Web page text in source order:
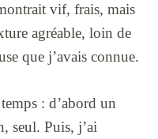
vif, frais, mais
agréable, loin de
que j’avais connue.
: d’abord un
seul. Puis, j’ai